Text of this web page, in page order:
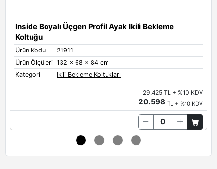
Inside Boyalı Üçgen Profil Ayak Ikili Bekleme
Koltuğu
Ürün Kodu
21911
Ürün Ölçüleri 132 x 68 x 84 cm
Kategori
Ikili Bekleme Koltukları
29.425 TL + %10 KDV
20.598TL + %10 KDV